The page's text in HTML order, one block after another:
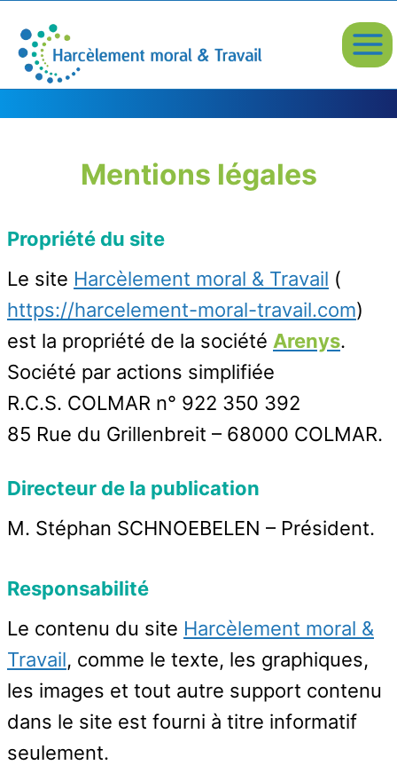
contenu
Mentions légales
Propriété du site
Le site Harcèlement moral & Travail (
https://harcelement-moral-travail.com)
est la propriété de la société Arenys.
Société par actions simplifiée
R.C.S. COLMAR n° 922 350 392
85 Rue du Grillenbreit – 68000 COLMAR.
Directeur de la publication
M. Stéphan SCHNOEBELEN – Président.
Responsabilité
Le contenu du site Harcèlement moral &
Travail, comme le texte, les graphiques,
les images et tout autre support contenu
dans le site est fourni à titre informatif
seulement.